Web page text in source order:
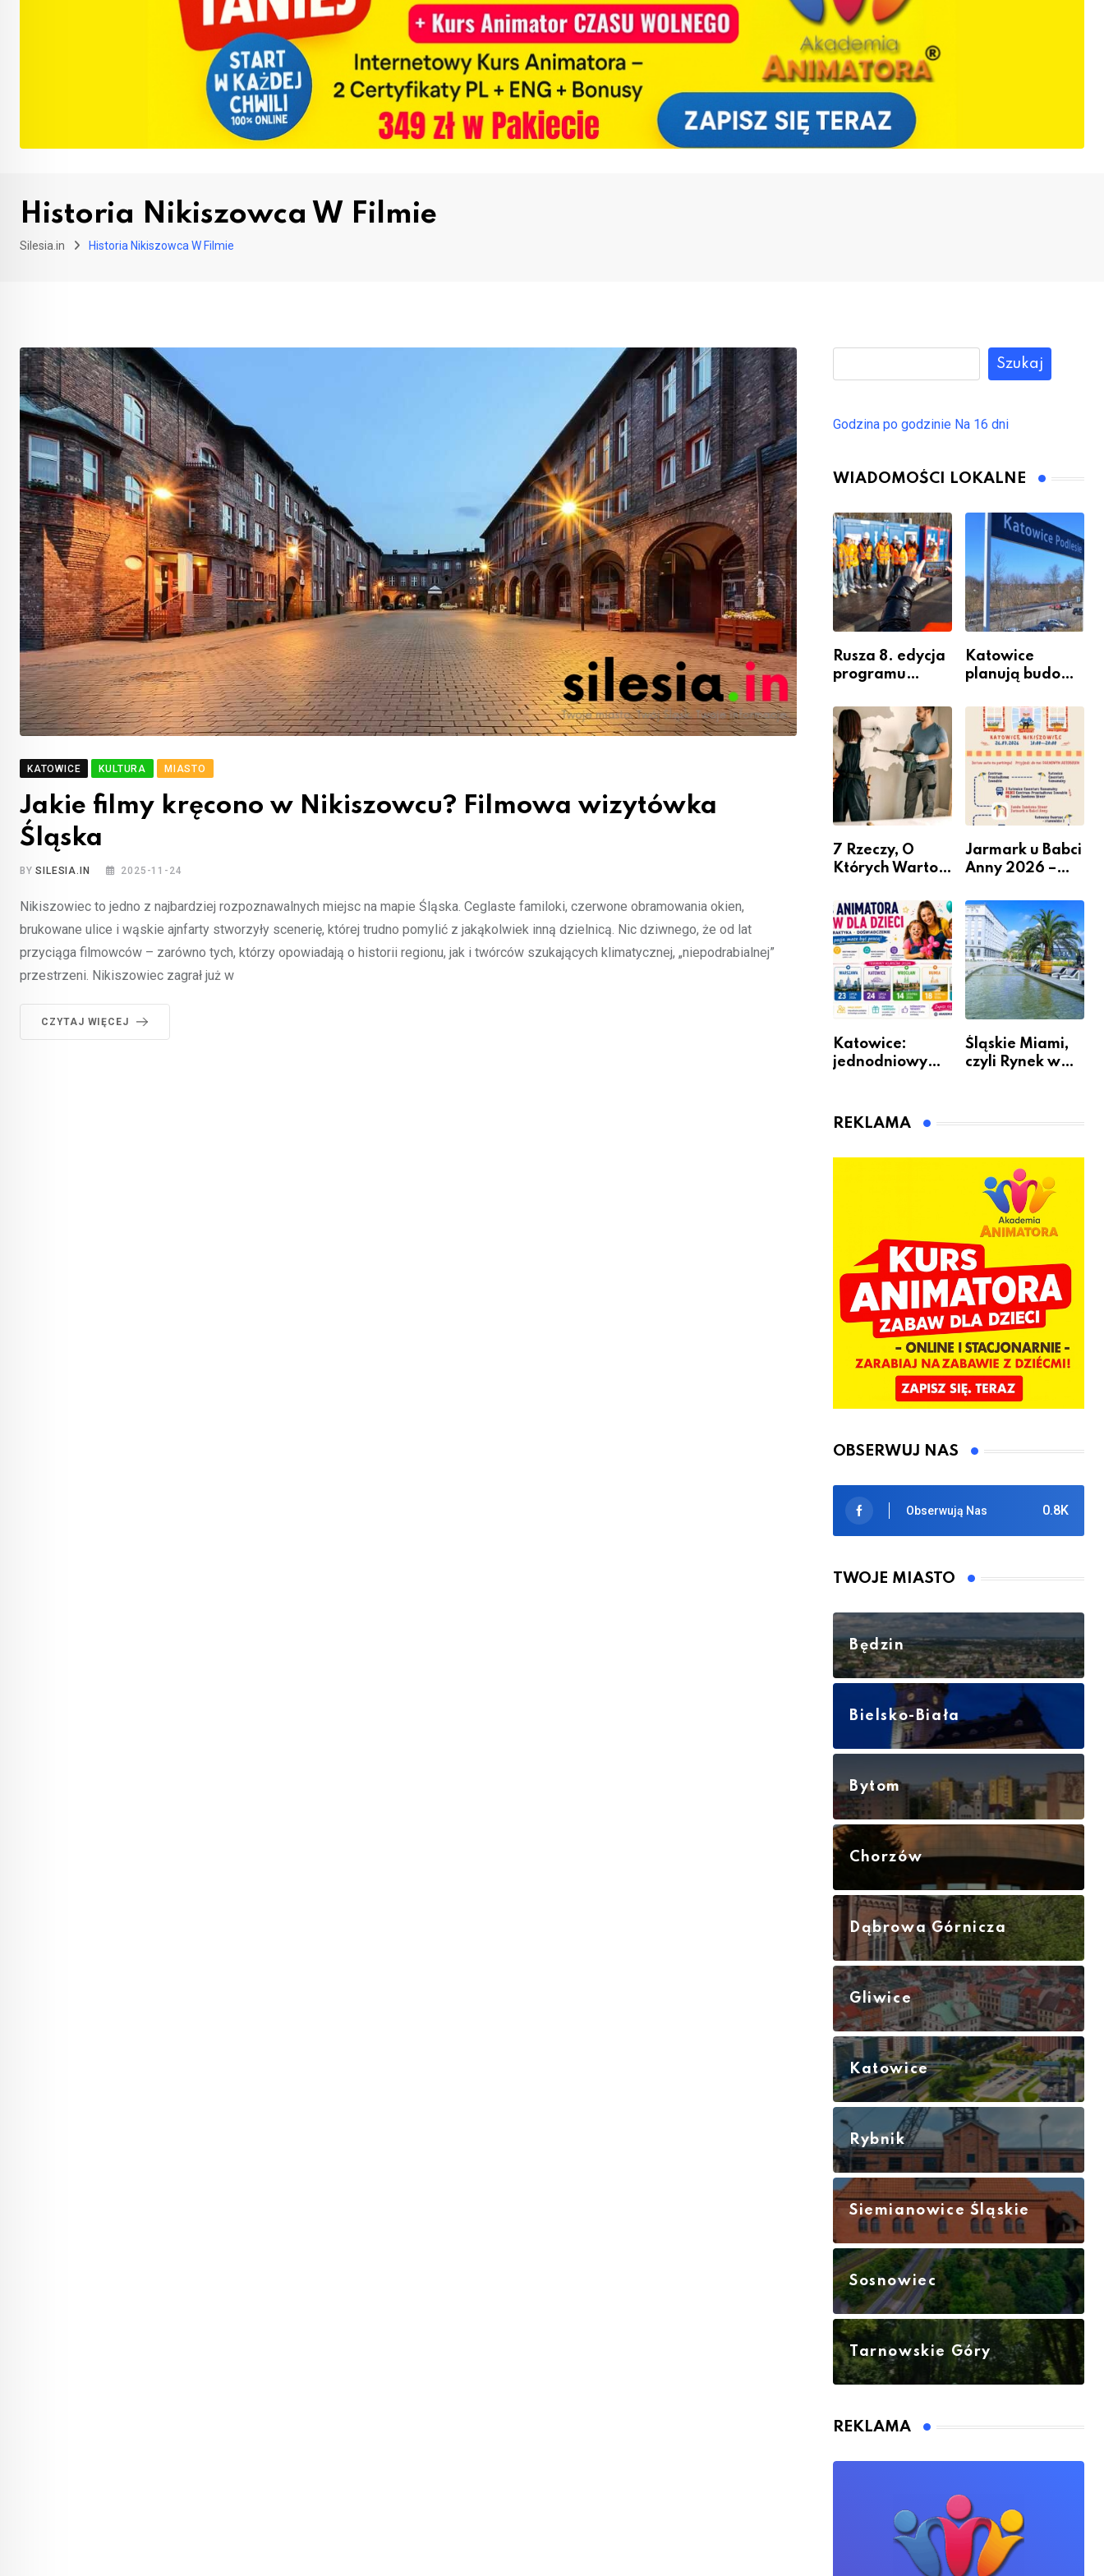
Historia Nikiszowca W Filmie
Silesia.in Historia Nikiszowca W Filmie
KATOWICE KULTURA MIASTO
Jakie filmy kręcono w Nikiszowcu? Filmowa wizytówka
Śląska
BYSILESIA.IN 2025-11-24
Nikiszowiec to jedno z najbardziej rozpoznawalnych miejsc na mapie Śląska. Ceglaste familoki, czerwone obramowania okien,
brukowane ulice i wąskie ajnfarty stworzyły scenerię, której trudno pomylić z jakąkolwiek inną dzielnicą. Nic dziwnego, że od lat
przyciąga filmowców – zarówno tych, którzy opowiadają o historii regionu, jak i twórców szukających klimatycznej, „niepodrabialnej”
przestrzeni. Nikiszowiec zagrał już w
CZYTAJ WIĘCEJ
Szukaj
Godzina po godzinie Na 16 dni
WIADOMOŚCI LOKALNE
Rusza 8. edycja
programu
Miastem
Fachowców” –
nabór dla
przedsiębiorców
Katowice
planują budowę
przesiadkoweg
o w Podlesiu
7 Rzeczy, O
Których Warto
Remontem
Mieszkania
Jarmark u Babci
Anny 2026 –
Katowice:
jednodniowy
animatora
Śląskie Miami,
czyli Rynek w
REKLAMA
OBSERWUJ NAS
0.8K
Obserwują Nas
TWOJE MIASTO
Będzin
Bielsko-Biała
Bytom
Chorzów
Dąbrowa Górnicza
Gliwice
Katowice
Rybnik
Siemianowice Śląskie
Sosnowiec
Tarnowskie Góry
REKLAMA